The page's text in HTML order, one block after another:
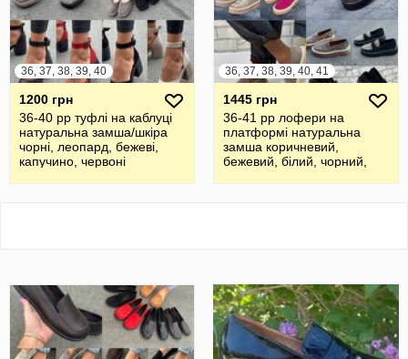
36, 37, 38, 39, 40
1200 грн
36-40 рр туфлі на каблуці
натуральна замша/шкіра
чорні, леопард, бежеві,
капучино, червоні
36, 37, 38, 39, 40, 41
1445 грн
36-41 рр лофери на
платформі натуральна
замша коричневий,
бежевий, білий, чорний,